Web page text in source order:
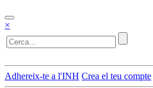
×
Adhereix-te a l'INH Crea el teu compte